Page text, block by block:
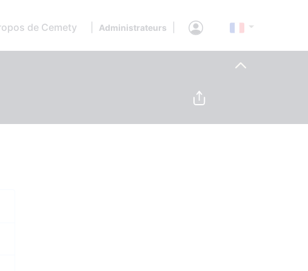
de Cemety Administrateurs